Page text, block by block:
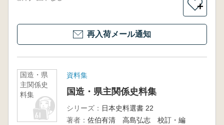
＋
再入荷メール通知
国造・県
主関係史
料集
資料集
国造・県主関係史料集
シリーズ： 日本史料選書 22
著者： 佐伯有清 高島弘志 校訂・編